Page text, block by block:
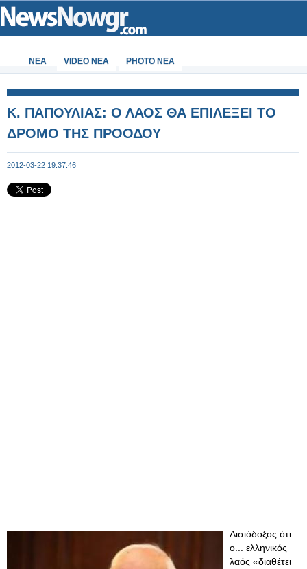
ΝΕΑ VIDEO NEA PHOTO NEA
Κ. ΠΑΠΟΥΛΙΑΣ: Ο ΛΑΟΣ ΘΑ ΕΠΙΛΕΞΕΙ ΤΟ
ΔΡΟΜΟ ΤΗΣ ΠΡΟΟΔΟΥ
2012-03-22 19:37:46
Αισιόδοξος ότι
ο... ελληνικός
λαός «διαθέτει